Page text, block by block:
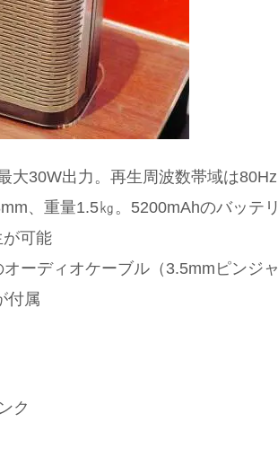
大30W出力。再生周波数帯域は80Hz
、重量1.5㎏。5200mAhのバッテリ
可能
ーディオケーブル（3.5mmピンジャ
付属
ク